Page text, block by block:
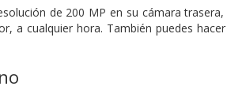
de 200 MP en su cámara
a cualquier hora. También puedes